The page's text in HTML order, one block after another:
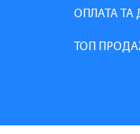
ОПЛАТА ТА
ТОП